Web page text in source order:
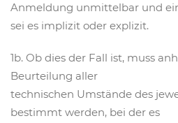
Anmeldung unmittelbar und
sei es implizit oder explizit.
1b. Ob dies der Fall ist, muss
Beurteilung aller
technischen Umstände des
bestimmt werden, bei der es